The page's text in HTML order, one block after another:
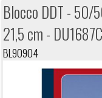
Blocco DDT - 50/
21,5 cm -
BL90904